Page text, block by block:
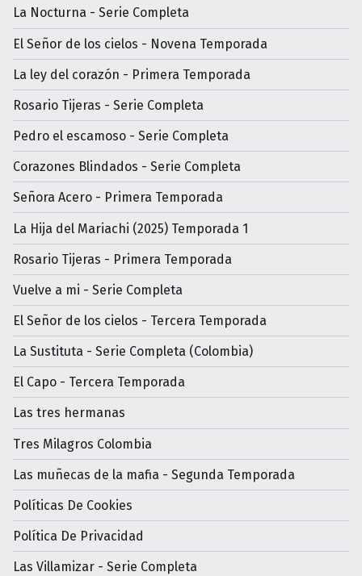
La Nocturna - Serie Completa
El Señor de los cielos - Novena Temporada
La ley del corazón - Primera Temporada
Rosario Tijeras - Serie Completa
Pedro el escamoso - Serie Completa
Corazones Blindados - Serie Completa
Señora Acero - Primera Temporada
La Hija del Mariachi (2025) Temporada 1
Rosario Tijeras - Primera Temporada
Vuelve a mi - Serie Completa
El Señor de los cielos - Tercera Temporada
La Sustituta - Serie Completa (Colombia)
El Capo - Tercera Temporada
Las tres hermanas
Tres Milagros Colombia
Las muñecas de la mafia - Segunda Temporada
Políticas De Cookies
Política De Privacidad
Las Villamizar - Serie Completa